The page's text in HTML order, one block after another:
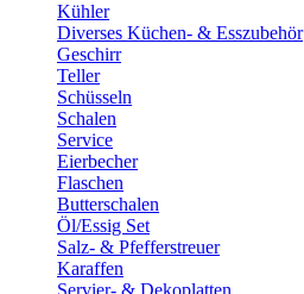
Kühler
Diverses Küchen- & Esszubehör
Geschirr
Teller
Schüsseln
Schalen
Service
Eierbecher
Flaschen
Butterschalen
Öl/Essig Set
Salz- & Pfefferstreuer
Karaffen
Servier- & Dekoplatten